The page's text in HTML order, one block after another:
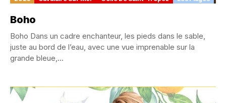
Boho
Boho Dans un cadre enchanteur, les pieds dans le sable,
juste au bord de l’eau, avec une vue imprenable sur la
grande bleue,...